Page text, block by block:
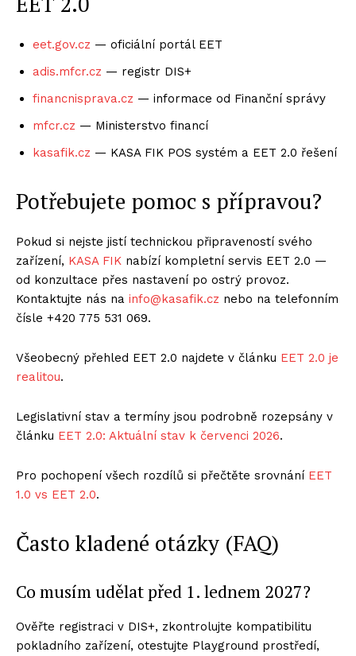
eet.gov.cz — oficiální portál EET
adis.mfcr.cz — registr DIS+
financnisprava.cz — informace od Finanční správy
mfcr.cz — Ministerstvo financí
kasafik.cz — KASA FIK POS systém a EET 2.0 řešení
Potřebujete pomoc s přípravou?
Pokud si nejste jistí technickou připraveností svého
zařízení, KASA FIK nabízí kompletní servis EET 2.0 —
od konzultace přes nastavení po ostrý provoz.
Kontaktujte nás na info@kasafik.cz nebo na telefonním
čísle +420 775 531 069.
Všeobecný přehled EET 2.0 najdete v článku EET 2.0 je
realitou.
Legislativní stav a termíny jsou podrobně rozepsány v
článku EET 2.0: Aktuální stav k červenci 2026.
Pro pochopení všech rozdílů si přečtěte srovnání EET
1.0 vs EET 2.0.
Často kladené otázky (FAQ)
Co musím udělat před 1. lednem 2027?
Ověřte registraci v DIS+, zkontrolujte kompatibilitu
pokladního zařízení, otestujte Playground prostředí,